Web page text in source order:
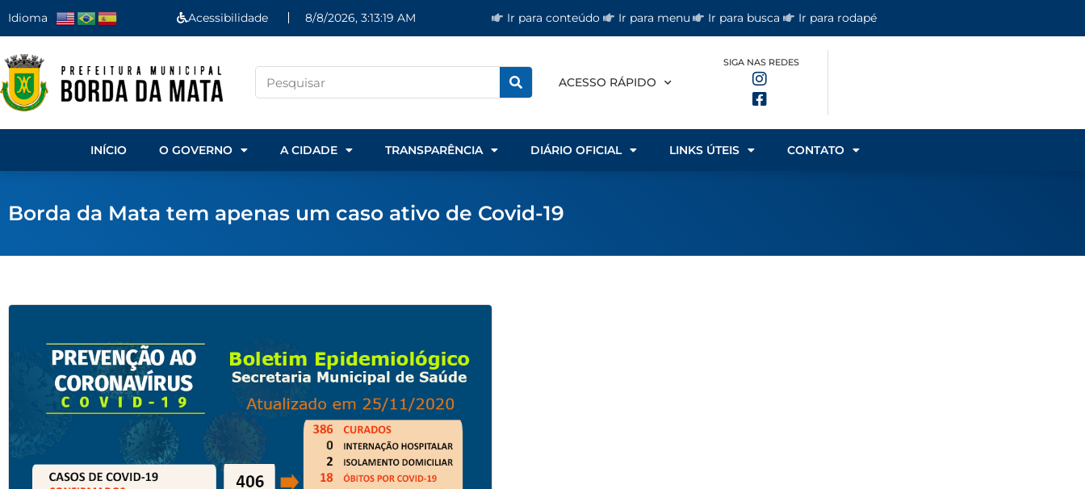
Idioma Acessibilidade 8/8/2026, 3:13:19 AM Ir para conteúdo Ir para menu Ir para busca Ir para rodapé
ACESSO RÁPIDO
SIGA NAS REDES
INÍCIO O GOVERNO A CIDADE TRANSPARÊNCIA DIÁRIO OFICIAL LINKS ÚTEIS CONTATO
Borda da Mata tem apenas um caso ativo de Covid-19